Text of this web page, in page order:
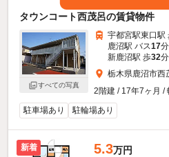
タウンコート西茂呂の賃貸物件
すべての写真
宇都宮駅東口駅
鹿沼駅 バス17
新鹿沼駅 歩32
栃木県鹿沼市西
2階建 / 17年7ヶ月 /
駐車場あり
駐輪場あり
新着 5.3万円